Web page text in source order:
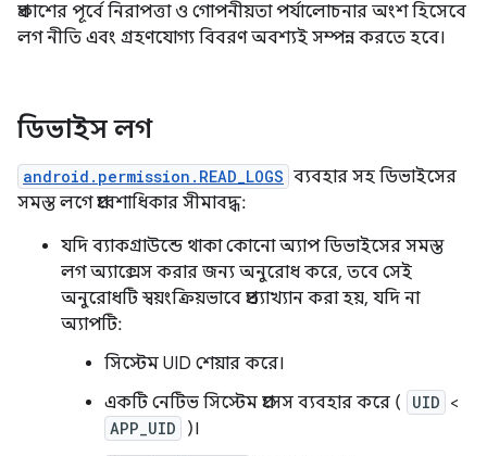
প্রকাশের পূর্বে নিরাপত্তা ও গোপনীয়তা পর্যালোচনার অংশ হিসেবে
লগ নীতি এবং গ্রহণযোগ্য বিবরণ অবশ্যই সম্পন্ন করতে হবে।
ডিভাইস লগ
android.permission.READ_LOGS ব্যবহার সহ ডিভাইসের
সমস্ত লগে প্রবেশাধিকার সীমাবদ্ধ:
যদি ব্যাকগ্রাউন্ডে থাকা কোনো অ্যাপ ডিভাইসের সমস্ত
লগ অ্যাক্সেস করার জন্য অনুরোধ করে, তবে সেই
অনুরোধটি স্বয়ংক্রিয়ভাবে প্রত্যাখ্যান করা হয়, যদি না
অ্যাপটি:
সিস্টেম UID শেয়ার করে।
একটি নেটিভ সিস্টেম প্রসেস ব্যবহার করে (
UID <
APP_UID )।